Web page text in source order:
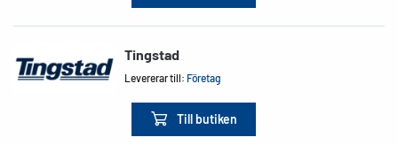
Tingstad
Levererar till: Företag
Till butiken